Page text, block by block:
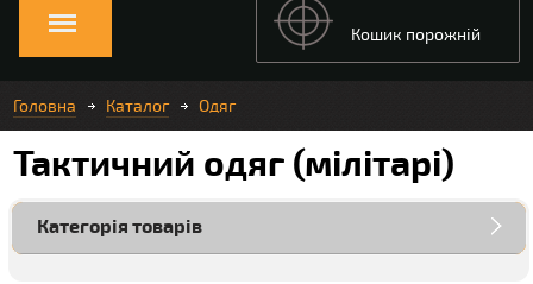
Кошик порожній
Головна Каталог Одяг
Тактичний одяг (мілітарі)
Категорія товарів